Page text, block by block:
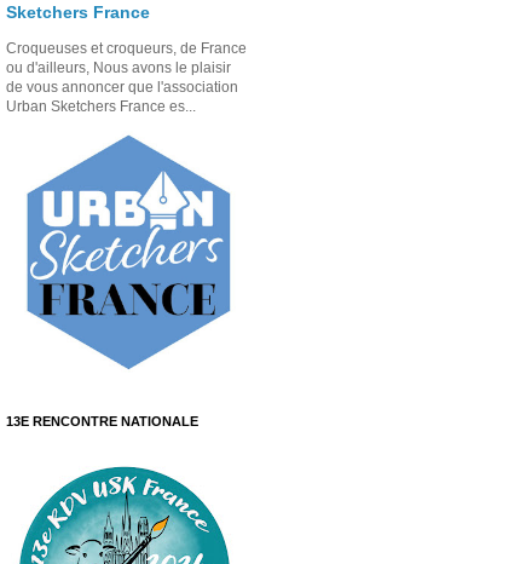
Sketchers France
Croqueuses et croqueurs, de France
ou d'ailleurs, Nous avons le plaisir
de vous annoncer que l'association
Urban Sketchers France es...
13E RENCONTRE NATIONALE